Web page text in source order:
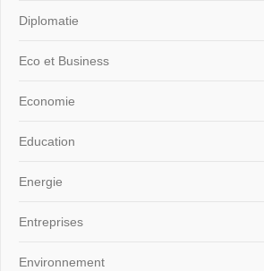
Diplomatie
Eco et Business
Economie
Education
Energie
Entreprises
Environnement